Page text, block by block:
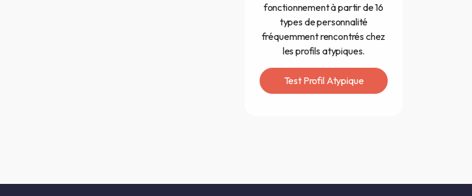
fonctionnement à partir de 16
types de personnalité
fréquemment rencontrés chez
les profils atypiques.
Test Profil Atypique